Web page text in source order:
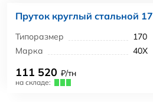
Пруток круглый стальной
Типоразмер
170
Марка
40Х
111 520 ₽/тн
на складе: